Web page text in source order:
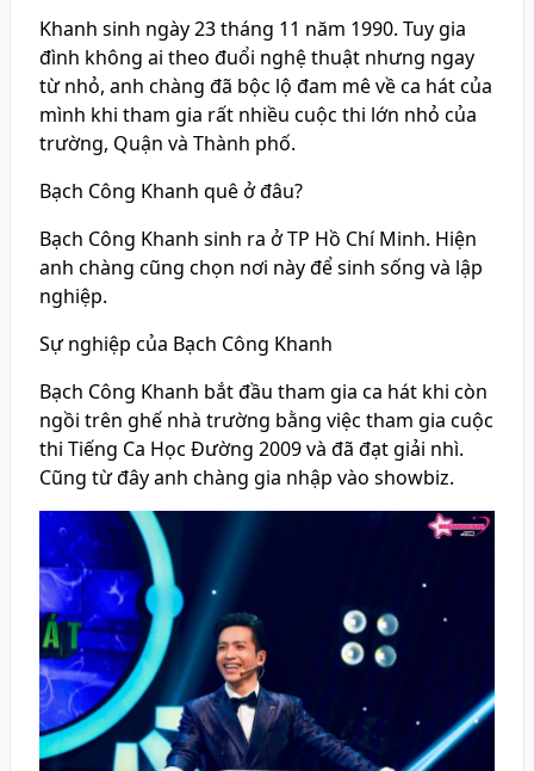
Khanh sinh ngày 23 tháng 11 năm 1990. Tuy gia
đình không ai theo đuổi nghệ thuật nhưng ngay
từ nhỏ, anh chàng đã bộc lộ đam mê về ca hát của
mình khi tham gia rất nhiều cuộc thi lớn nhỏ của
trường, Quận và Thành phố.
Bạch Công Khanh quê ở đâu?
Bạch Công Khanh sinh ra ở TP Hồ Chí Minh. Hiện
anh chàng cũng chọn nơi này để sinh sống và lập
nghiệp.
Sự nghiệp của Bạch Công Khanh
Bạch Công Khanh bắt đầu tham gia ca hát khi còn
ngồi trên ghế nhà trường bằng việc tham gia cuộc
thi Tiếng Ca Học Đường 2009 và đã đạt giải nhì.
Cũng từ đây anh chàng gia nhập vào showbiz.